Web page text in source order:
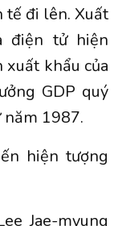
tế đi lên. Xuất
điện tử hiện
khẩu của
GDP quý
năm 1987.
hiện tượng
Jae-myung